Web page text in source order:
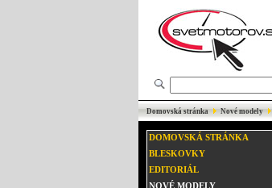
Domovská stránka Nové modely
DOMOVSKÁ STRÁNKA
BLESKOVKY
EDITORIÁL
NOVÉ MODELY